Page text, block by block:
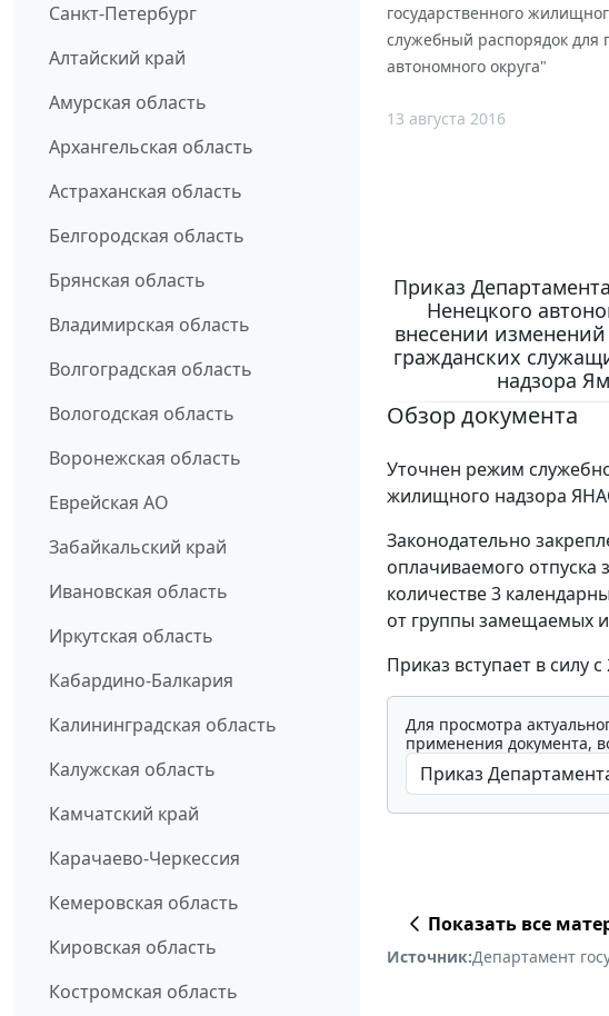
Санкт-Петербург
Алтайский край
Амурская область
Архангельская область
Астраханская область
Белгородская область
Брянская область
Владимирская область
Волгоградская область
Вологодская область
Воронежская область
Еврейская АО
Забайкальский край
Ивановская область
Иркутская область
Кабардино-Балкария
Калининградская область
Калужская область
Камчатский край
Карачаево-Черкессия
Кемеровская область
Кировская область
Костромская область
государственного
служебный распорядок для
автономного округа"
13 августа 2016
Приказ
Ненецкого
внесении
гражданских
надзора
Обзор документа
Уточнен режим
жилищного надзора
Законодательно
оплачиваемого
количестве 3
от группы замещаемых
Приказ вступает в силу с
Для просмотра
применения документа,
Показать все
Источник:Департамент